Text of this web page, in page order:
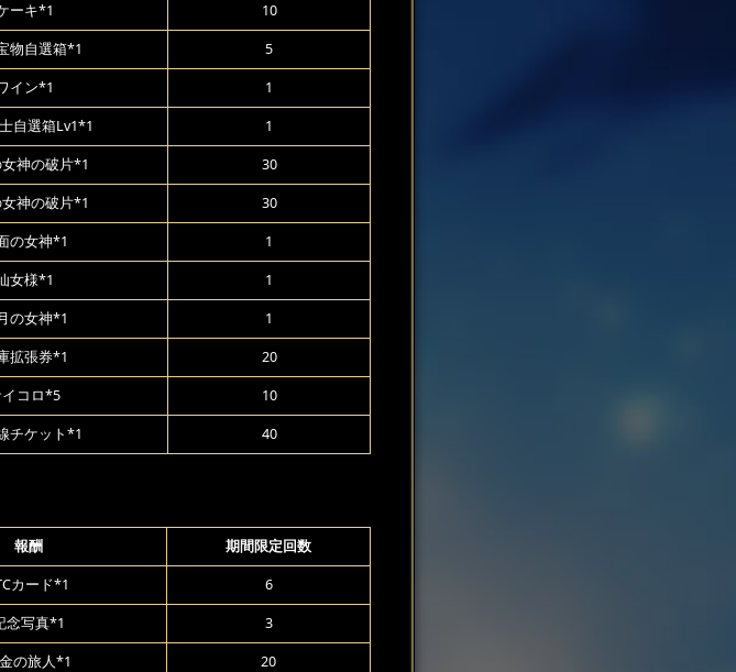
ーキ*1 10
物自選箱*1 5
イン*1 1
自選箱Lv1*1 1
神の破片*1 30
神の破片*1 30
の女神*1 1
女様*1 1
の女神*1 1
拡張券*1 20
コロ*5 10
チケット*1 40
報酬 期間限定回数
カード*1 6
念写真*1 3
の旅人*1 20